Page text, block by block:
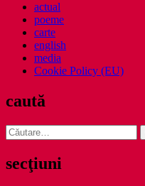
actual
poeme
carte
english
media
Cookie Policy (EU)
caută
Caută
după:
secţiuni